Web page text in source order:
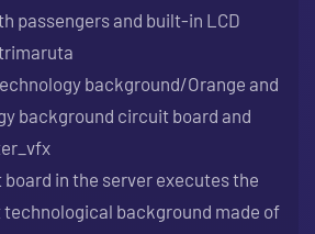
passengers and built-in LCD
background/Orange and
background circuit board and
in the server executes the
background made of